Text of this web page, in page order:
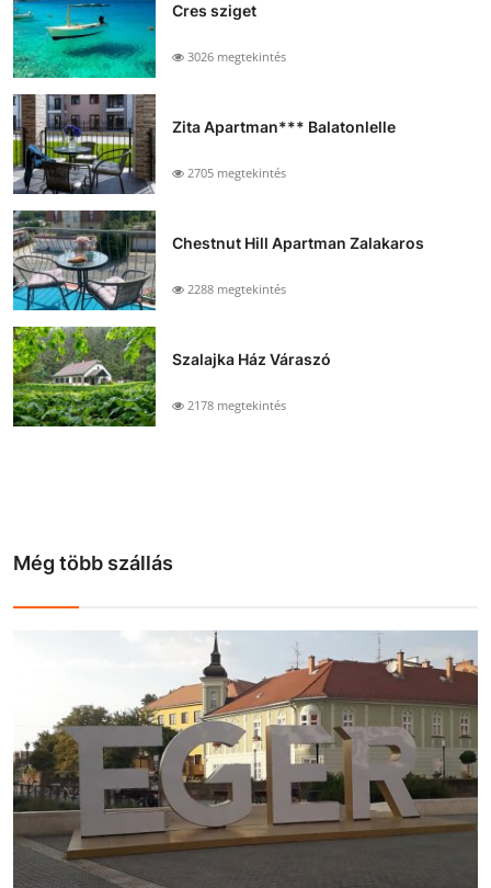
Cres sziget
3026 megtekintés
Zita Apartman*** Balatonlelle
2705 megtekintés
Chestnut Hill Apartman Zalakaros
2288 megtekintés
Szalajka Ház Váraszó
2178 megtekintés
Még több szállás